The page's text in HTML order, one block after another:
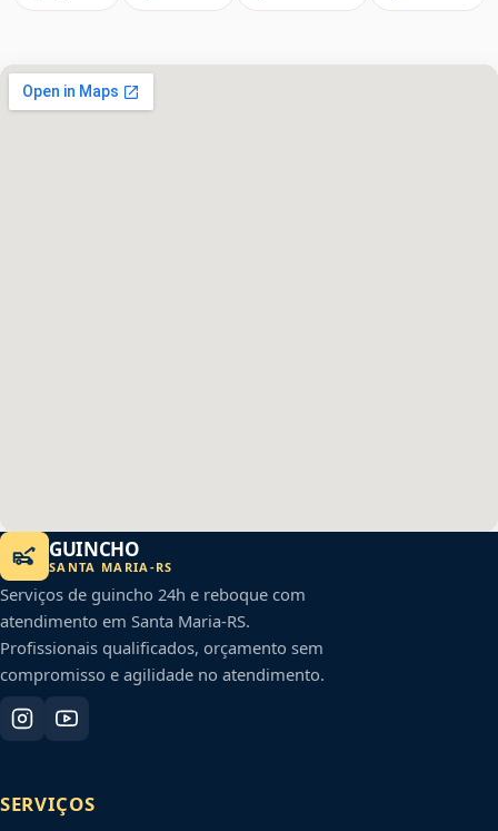
GUINCHO
SANTA MARIA -RS
Serviços de guincho 24h e reboque com
atendimento em Santa Maria-RS.
Profissionais qualificados, orçamento sem
compromisso e agilidade no atendimento.
SERVIÇOS